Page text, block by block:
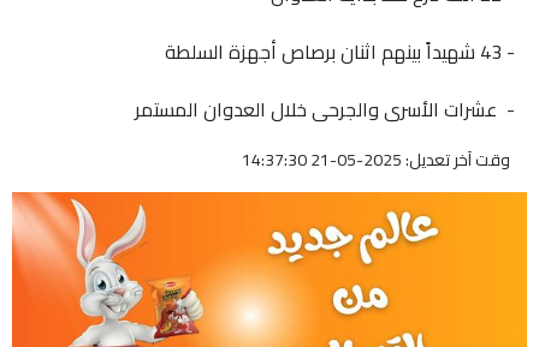
- 43 شهيداً بينهم اثنان برصاص أجهزة السلطة
- عشرات الأسرى والجرحى خلال العدوان المستمر
وقت آخر تعديل: 2025-05-21 14:37:30